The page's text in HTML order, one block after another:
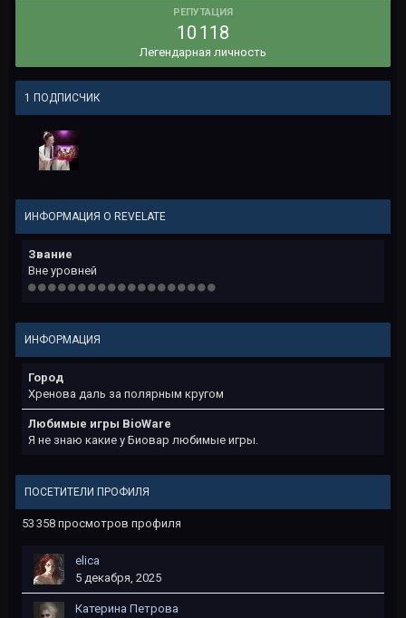
РЕПУТАЦИЯ
10 118
Легендарная личность
1 ПОДПИСЧИК
ИНФОРМАЦИЯ О REVELATE
Звание
Вне уровней
ИНФОРМАЦИЯ
Город
Хренова даль за полярным кругом
Любимые игры BioWare
Я не знаю какие у Биовар любимые игры.
ПОСЕТИТЕЛИ ПРОФИЛЯ
53 358 просмотров профиля
elica
5 декабря, 2025
Катерина Петрова